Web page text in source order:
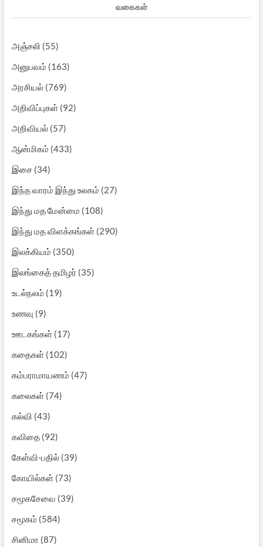
வகைகள்
அஞ்சலி (55)
அனுபவம் (163)
அரசியல்(769)
அறிவிப்புகள்(92)
அறிவியல்(57)
ஆன்மிகம் (433)
இசை(34)
இந்த வாரம் இந்து உலகம் (27)
இந்து மத மேன்மை (108)
இந்து மத விளக்கங்கள்(290)
இலக்கியம் (350)
இலங்கைத் தமிழர் (35)
உடல்நலம் (19)
உணவு (9)
ஊடகங்கள்(17)
கதைகள்(102)
கம்பராமாயணம் (47)
கலைகள்(74)
கல்வி (43)
கவிதை(92)
கேள்வி-பதில்(39)
கோயில்கள்(73)
சமூகசேவை (39)
சமூகம் (584)
சினிமா (87)